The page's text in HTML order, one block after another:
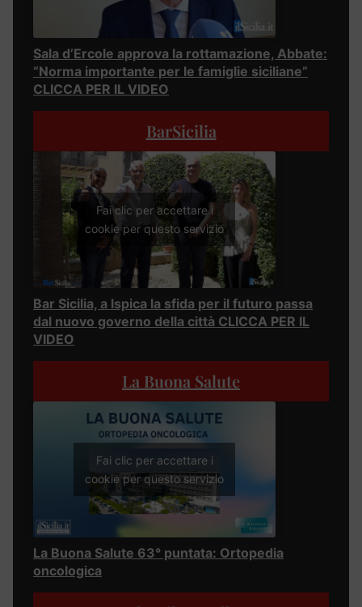
Sala d’Ercole approva la rottamazione, Abbate:
“Norma importante per le famiglie siciliane”
CLICCA PER IL VIDEO
BarSicilia
Fai clic per accettare i
cookie per questo servizio
Bar Sicilia, a Ispica la sfida per il futuro passa
dal nuovo governo della città CLICCA PER IL
VIDEO
La Buona Salute
Fai clic per accettare i
cookie per questo servizio
La Buona Salute 63° puntata: Ortopedia
oncologica